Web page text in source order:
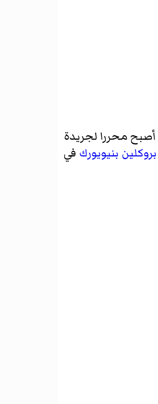
محررا لجريدة
بروكلين بنيويورك في